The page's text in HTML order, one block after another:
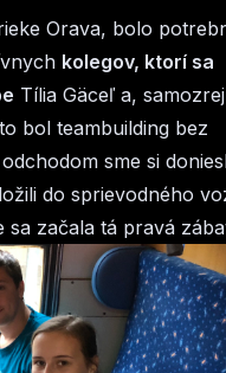
Orava, bolo
kolegov, ktorí sa
Tília Gäceľ a,
bol teambuilding bez
sme si
do sprievodného
sa začala tá pravá